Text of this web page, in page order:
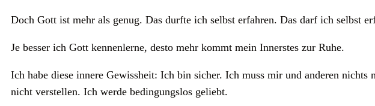
Doch Gott ist mehr als genug. Das durfte ich selbst erfahren. Das darf ich selbst
Je besser ich Gott kennenlerne, desto mehr kommt mein Innerstes zur Ruhe.
Ich habe diese innere Gewissheit: Ich bin sicher. Ich muss mir und anderen
nicht verstellen. Ich werde bedingungslos geliebt.